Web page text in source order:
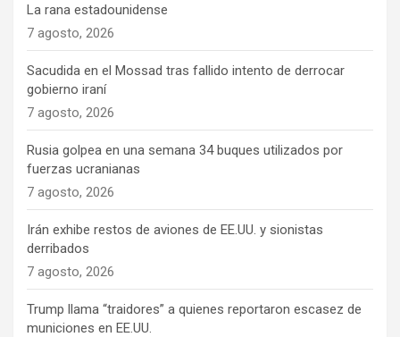
La rana estadounidense
7 agosto, 2026
Sacudida en el Mossad tras fallido intento de derrocar
gobierno iraní
7 agosto, 2026
Rusia golpea en una semana 34 buques utilizados por
fuerzas ucranianas
7 agosto, 2026
Irán exhibe restos de aviones de EE.UU. y sionistas
derribados
7 agosto, 2026
Trump llama “traidores” a quienes reportaron escasez de
municiones en EE.UU.